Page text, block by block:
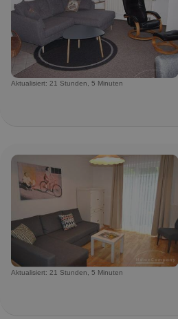
Aktualisiert: 21 Stunden, 5 Minuten
Aktualisiert: 21 Stunden, 5 Minuten